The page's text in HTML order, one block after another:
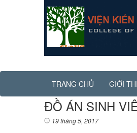
TRANG CHỦ GIỚI
ĐỒ ÁN SINH
19 tháng 5, 2017